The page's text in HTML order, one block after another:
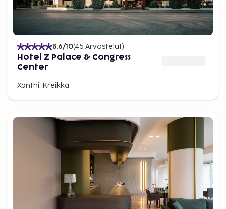
8.6/10(45 Arvostelut)
Hotel Z Palace & Congress
Center
Xanthi, Kreikka